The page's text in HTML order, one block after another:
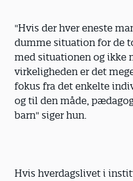
"Hvis der hver eneste
dumme situation for de
med situationen og ikke
virkeligheden er det
fokus fra det enkelte
og til den måde,
barn" siger hun.
Hvis hverdagslivet i